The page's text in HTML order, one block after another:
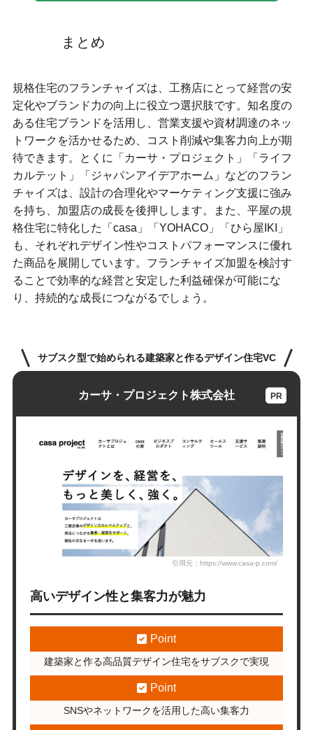
まとめ
規格住宅のフランチャイズは、工務店にとって経営の安
定化やブランド力の向上に役立つ選択肢です。知名度の
ある住宅ブランドを活用し、営業支援や資材調達のネッ
トワークを活かせるため、コスト削減や集客力向上が期
待できます。とくに「カーサ・プロジェクト」「ライフ
カルテット」「ジャパンアイデアホーム」などのフラン
チャイズは、設計の合理化やマーケティング支援に強み
を持ち、加盟店の成長を後押しします。また、平屋の規
格住宅に特化した「casa」「YOHACO」「ひら屋IKI」
も、それぞれデザイン性やコストパフォーマンスに優れ
た商品を展開しています。フランチャイズ加盟を検討す
ることで効率的な経営と安定した利益確保が可能にな
り、持続的な成長につながるでしょう。
サブスク型で始められる建築家と作るデザイン住宅VC
カーサ・プロジェクト株式会社
引用元：https://www.casa-p.com/
高いデザイン性と集客力が魅力
Point
建築家と作る高品質デザイン住宅をサブスクで実現
Point
SNSやネットワークを活用した高い集客力